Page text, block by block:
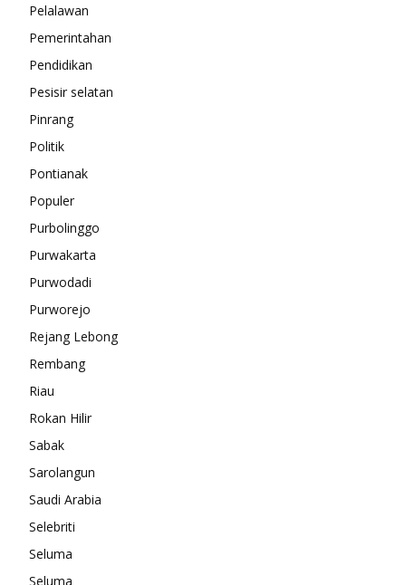
Pelalawan
Pemerintahan
Pendidikan
Pesisir selatan
Pinrang
Politik
Pontianak
Populer
Purbolinggo
Purwakarta
Purwodadi
Purworejo
Rejang Lebong
Rembang
Riau
Rokan Hilir
Sabak
Sarolangun
Saudi Arabia
Selebriti
Seluma
Seluma